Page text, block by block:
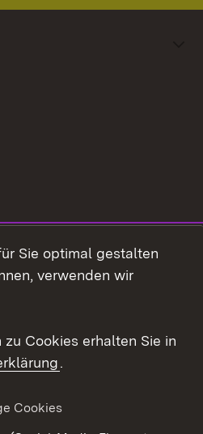
Datenschutz
Sie optimal gestalten
verwenden wir
Cookies erhalten Sie in
.
Cookies